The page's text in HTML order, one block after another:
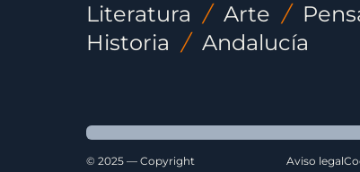
Literatura / Arte /
Historia / Andalucía
© 2025 — Copyright Aviso legal